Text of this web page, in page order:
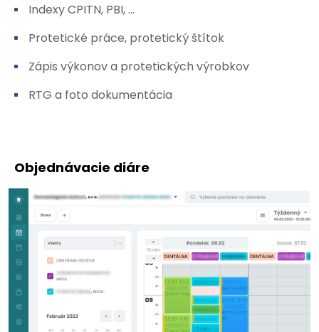
Indexy CPITN, PBI, ...
Protetické práce, protetický štítok
Zápis výkonov a protetických výrobkov
RTG a foto dokumentácia
Objednávacie diáre